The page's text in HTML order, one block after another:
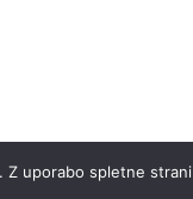
uporabo spletne